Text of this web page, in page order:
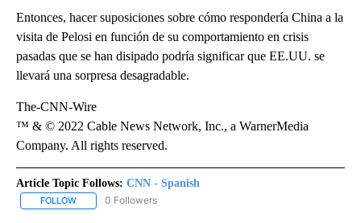
Entonces, hacer suposiciones sobre cómo respondería China a la
visita de Pelosi en función de su comportamiento en crisis
pasadas que se han disipado podría significar que EE.UU. se
llevará una sorpresa desagradable.
The-CNN-Wire
™ & © 2022 Cable News Network, Inc., a WarnerMedia
Company. All rights reserved.
Article Topic Follows: CNN - Spanish
FOLLOW FOLLOW "CNN - SPANISH" TO RECEIVE NOTIFICATIONS ABOUT
0 Followers